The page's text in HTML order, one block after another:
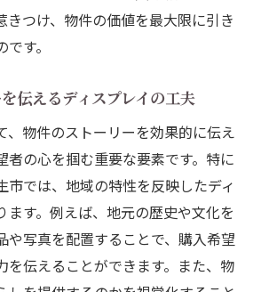
きつけ、物件の価値を最大限に引き
す。
伝えるディスプレイの工夫
、物件のストーリーを効果的に伝え
者の心を掴む重要な要素です。特に
市では、地域の特性を反映したディ
ます。例えば、地元の歴史や文化を
や写真を配置することで、購入希望
を伝えることができます。また、物